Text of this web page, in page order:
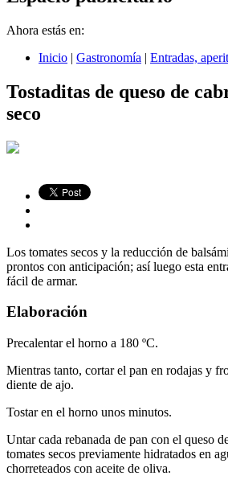
Ahora estás en:
Inicio | Gastronomía | Entradas,
Tostaditas de queso de
seco
Los tomates secos y la reducción de
prontos con anticipación; así luego esta
fácil de armar.
Elaboración
Precalentar el horno a 180 ºC.
Mientras tanto, cortar el pan en rodajas y
diente de ajo.
Tostar en el horno unos minutos.
Untar cada rebanada de pan con el queso
tomates secos previamente hidratados en
chorreteados con aceite de oliva.